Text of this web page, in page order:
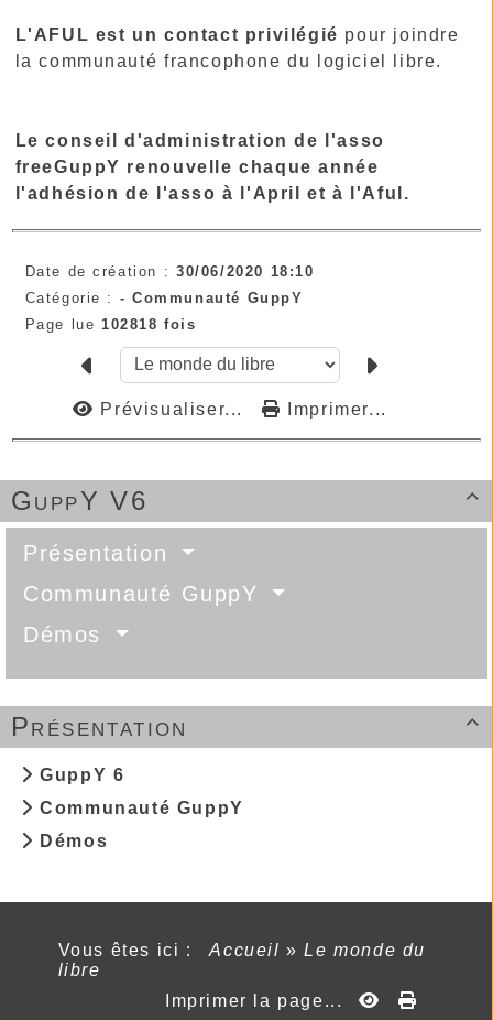

GuppY V6
Présentation
Communauté GuppY
Démos

Présentation
GuppY 6
Communauté GuppY
Démos
L'AFUL est un contact privilégié pour joindre
la communauté francophone du logiciel libre.
Le conseil d'administration de l'asso
freeGuppY renouvelle chaque année
l'adhésion de l'asso à l'April et à l'Aful.
Date de création : 30/06/2020 18:10
Catégorie : - Communauté GuppY
Page lue 102818 fois
Prévisualiser... Imprimer...
Vous êtes ici : Accueil»Le monde du
libre
Imprimer la page...